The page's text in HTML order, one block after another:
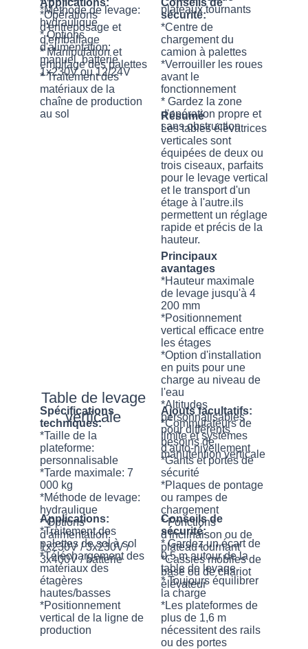
*Méthode de levage:
hydraulique
* Options
d'alimentation:
manuel, batterie
1x230V ou 12/24V
plateaux tournants
*Opérations
d'entreposage et
d'emballage
* Manipulation et
empilage des palettes
* Traitement des
matériaux de la
chaîne de production
au sol
sécurité:
*Centre de
chargement du
camion à palettes
*Verrouiller les roues
avant le
fonctionnement
* Gardez la zone
d'opération propre et
sans obstruction
Table de levage
verticale
Résumé
Les tables élévatrices
verticales sont
équipées de deux ou
trois ciseaux, parfaits
pour le levage vertical
et le transport d'un
étage à l'autre.ils
permettent un réglage
rapide et précis de la
hauteur.
Principaux
avantages
*Hauteur maximale
de levage jusqu'à 4
200 mm
*Positionnement
vertical efficace entre
les étages
*Option d'installation
en puits pour une
charge au niveau de
l'eau
*Altitudes
personnalisables
pour différents
besoins de
manutention verticale
Spécifications
techniques:
*Taille de la
plateforme:
personnalisable
*Tarde maximale: 7
000 kg
*Méthode de levage:
hydraulique
* Options
d'alimentation:
1x230V / 3x230V /
3x400V / batterie
Ajouts facultatifs:
*Commutateurs de
limite et systèmes
d'auto-nivellement
*Gants et portes de
sécurité
*Plaques de pontage
ou rampes de
chargement
* Fonctions
d'inclinaison ou de
plateau tournant
*Cassies mobiles de
base ou de chariot
élévateur
Applications:
*Traitement des
palettes de sol à sol
*Téléchargement des
matériaux des
étagères
hautes/basses
*Positionnement
vertical de la ligne de
production
Conseils de
sécurité:
* Gardez un écart de
0,5 m autour de la
table de levage
* Toujours équilibrer
la charge
*Les plateformes de
plus de 1,6 m
nécessitent des rails
ou des portes